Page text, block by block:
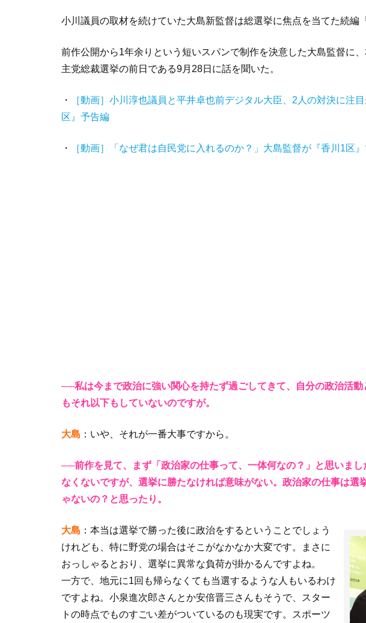
小川議員の取材を続けていた大島新監督は総選挙に焦点を当てた続編
前作公開から1年余りという短いスパンで制作を決意した大島監督に
主党総裁選挙の前日である9月28日に話を聞いた。
・
［動画］小川淳也議員と平井卓也前デジタル大臣、2人の対決に注
区』予告編
・ ［動画］「なぜ君は自民党に入れるのか？」大島監督が『香川1区
──私は今まで政治に強い関心を持たず過ごしてきて、自分の政治活
もそれ以下もしていないのですが。
大島 ：いや、それが一番大事ですから。
──前作を見て、まず「政治家の仕事って、一体何なの？」と思いま
なくないですが、選挙に勝たなければ意味がない。政治家の仕事は選
ゃないの？と思ったり。
大島 ：本当は選挙で勝った後に政治をするということでしょう
けれども、特に野党の場合はそこがなかなか大変です。まさに
おっしゃるとおり、選挙に異常な負荷が掛かるんですよね。
一方で、地元に1回も帰らなくても当選するような人もいるわけ
ですよね。小泉進次郎さんとか安倍晋三さんもそうで、スター
トの時点でものすごい差がついているのも現実です。スポーツ